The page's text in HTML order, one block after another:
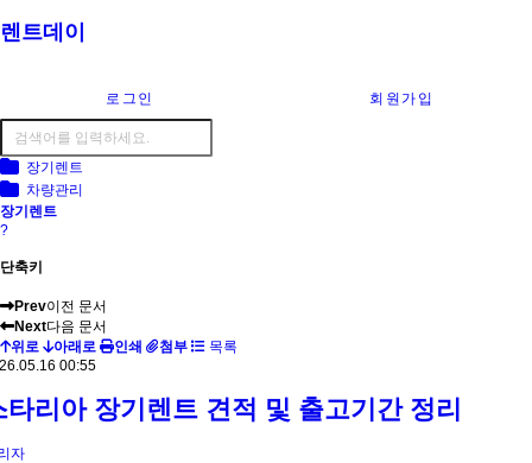
렌트데이
로그인 회원가입
장기렌트
차량관리
장기렌트
?
단축키
Prev이전 문서
Next다음 문서
위로
아래로 인쇄 첨부
목록
00:55
타리아 장기렌트 견적 및 출고기간 정리
자